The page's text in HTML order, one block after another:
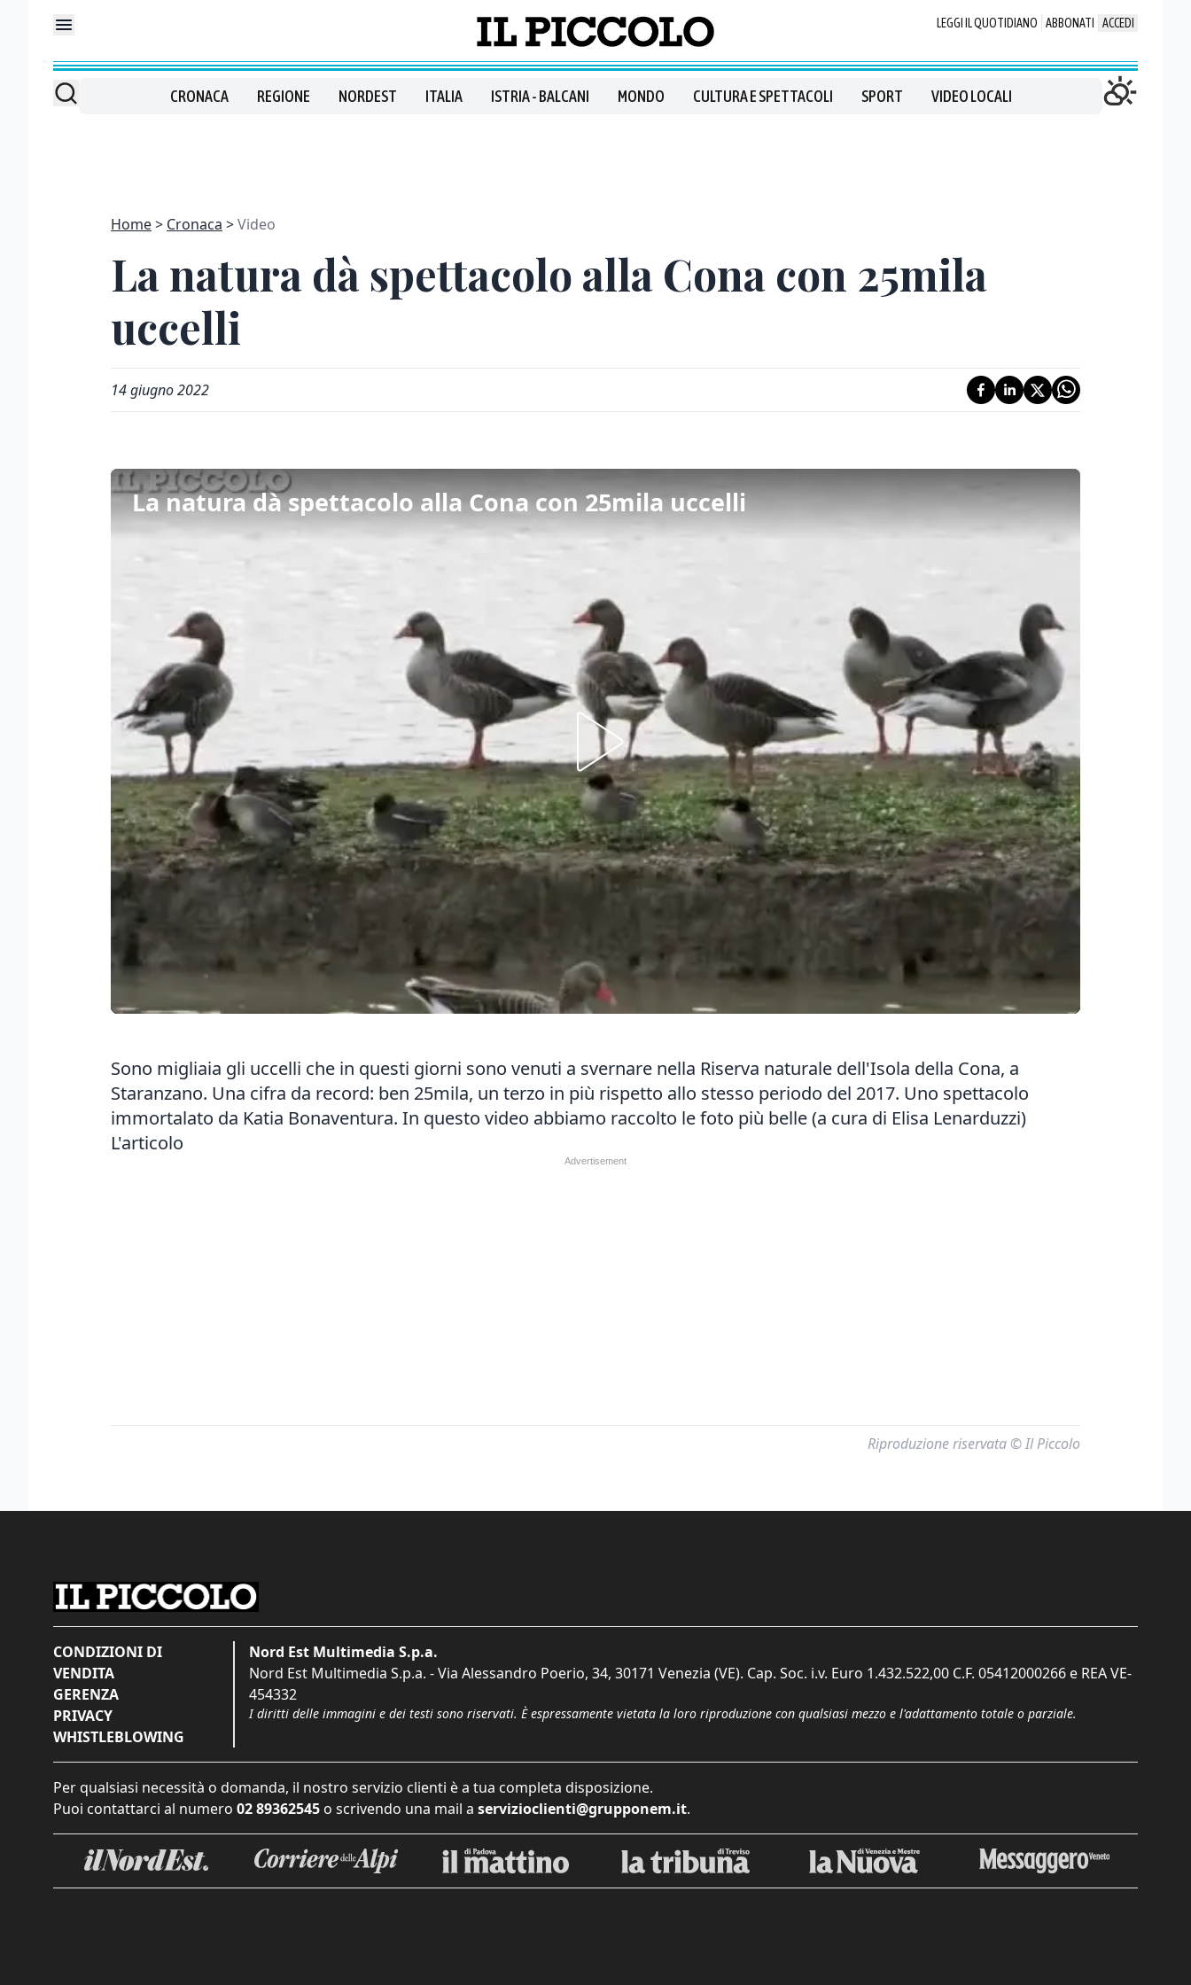
LEGGI IL QUOTIDIANO ABBONATI ACCEDI
CRONACA REGIONE NORDEST ITALIA ISTRIA - BALCANI MONDO CULTURA E SPETTACOLI SPORT VIDEO LOCALI
Home Cronaca Video
La natura dà spettacolo alla Cona con 25mila
uccelli
14 giugno 2022
La natura dà spettacolo alla Cona con 25mila uccelli
Sono migliaia gli uccelli che in questi giorni sono venuti a svernare nella Riserva naturale dell'Isola della Cona, a
Staranzano. Una cifra da record: ben 25mila, un terzo in più rispetto allo stesso periodo del 2017. Uno spettacolo
immortalato da Katia Bonaventura. In questo video abbiamo raccolto le foto più belle (a cura di Elisa Lenarduzzi)
L'articolo
Riproduzione riservata © Il Piccolo
CONDIZIONI DI
VENDITA
GERENZA
PRIVACY
WHISTLEBLOWING
Nord Est Multimedia S.p.a.
Nord Est Multimedia S.p.a. - Via Alessandro Poerio, 34, 30171 Venezia (VE). Cap. Soc. i.v. Euro 1.432.522,00 C.F. 05412000266 e REA VE-
454332
I diritti delle immagini e dei testi sono riservati. È espressamente vietata la loro riproduzione con qualsiasi mezzo e l'adattamento totale o parziale.
Per qualsiasi necessità o domanda, il nostro servizio clienti è a tua completa disposizione.
Puoi contattarci al numero 02 89362545 o scrivendo una mail a servizioclienti@grupponem.it.